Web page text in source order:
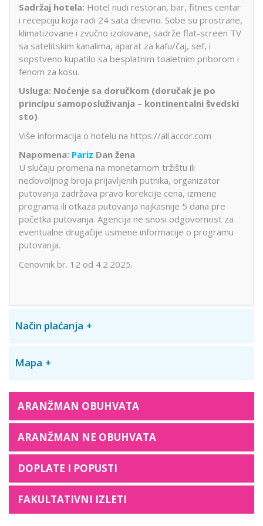
Sadržaj hotela: Hotel nudi restoran, bar, fitnes centar
i recepciju koja radi 24 sata dnevno. Sobe su prostrane,
klimatizovane i zvučno izolovane, sadrže flat-screen TV
sa satelitskim kanalima, aparat za kafu/čaj, sef, i
sopstveno kupatilo sa besplatnim toaletnim priborom i
fenom za kosu.
Usluga: Noćenje sa doručkom (doručak je po
principu samoposluživanja – kontinentalni švedski
sto)
Više informacija o hotelu na https://all.accor.com
Napomena: Pariz Dan žena
U slučaju promena na monetarnom tržištu ili
nedovoljnog broja prijavljenih putnika, organizator
putovanja zadržava pravo korekcije cena, izmene
programa ili otkaza putovanja najkasnije 5 dana pre
početka putovanja. Agencija ne snosi odgovornost za
eventualne drugačije usmene informacije o programu
putovanja.
Cenovnik br. 12 od 4.2.2025.
Način plaćanja
Mapa
ARANŽMAN OBUHVATA
ARANŽMAN NE OBUHVATA
DOPLATE I POPUSTI
FAKULTATIVNI IZLETI